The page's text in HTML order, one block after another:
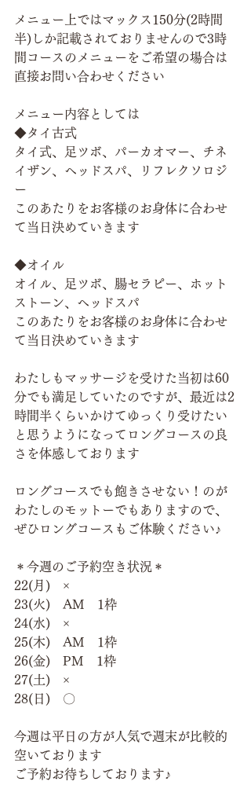
メニュー上ではマックス150分(2時間
半)しか記載されておりませんので3時
間コースのメニューをご希望の場合は
直接お問い合わせください
メニュー内容としては
◆タイ古式
タイ式、足ツボ、パーカオマー、チネ
イザン、ヘッドスパ、リフレクソロジ
ー
このあたりをお客様のお身体に合わせ
て当日決めていきます
◆オイル
オイル、足ツボ、腸セラピー、ホット
ストーン、ヘッドスパ
このあたりをお客様のお身体に合わせ
て当日決めていきます
わたしもマッサージを受けた当初は60
分でも満足していたのですが、最近は2
時間半くらいかけてゆっくり受けたい
と思うようになってロングコースの良
さを体感しております
ロングコースでも飽きさせない！のが
わたしのモットーでもありますので、
ぜひロングコースもご体験ください♪
＊今週のご予約空き状況＊
22(月)　×
23(火)　AM　1枠
24(水)　×
25(木)　AM　1枠
26(金)　PM　1枠
27(土)　×
28(日)　〇
今週は平日の方が人気で週末が比較的
空いております
ご予約お待ちしております♪